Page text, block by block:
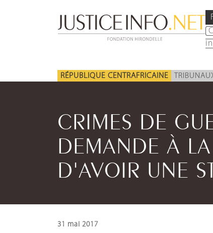
RÉPUBLIQUE CENTRAFRICAINE
CRIMES DE
DEMANDE À
D'AVOIR UNE
31 mai 2017